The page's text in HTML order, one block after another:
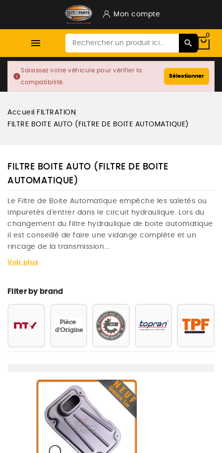
Mon compte

0
info
Saisissez votre véhicule pour vérifier la
compatibilité.
Sélectionner
Accueil
FILTRATION
FILTRE BOITE AUTO (FILTRE DE BOITE AUTOMATIQUE)
FILTRE BOITE AUTO (FILTRE DE BOITE
AUTOMATIQUE)
Le Filtre de Boite Automatique empêche les saletés ou
impuretés d'entrer dans le circuit hydraulique. Lors du
changement du filtre hydraulique de boite automatique
il est conseillé de faire une vidange complète et un
rincage de la transmission...
Voir plus
Filter by brand